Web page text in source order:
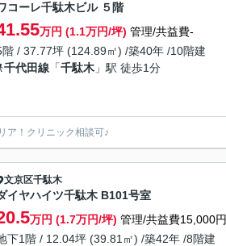
コーレ千駄木ビル ５階
万円 (1.1万円/坪) 管理/共益費-
階 / 37.77坪 (124.89㎡) /築40年 /10階建
千代田線 「千駄木 」駅 徒歩1分
ア！クリニック相談可♪
文京区千駄木
イヤハイツ千駄木 B101号室
万円 (1.7万円/坪) 管理/共益費15,000円
下1階 / 12.04坪 (39.81㎡) /築42年 /8階建